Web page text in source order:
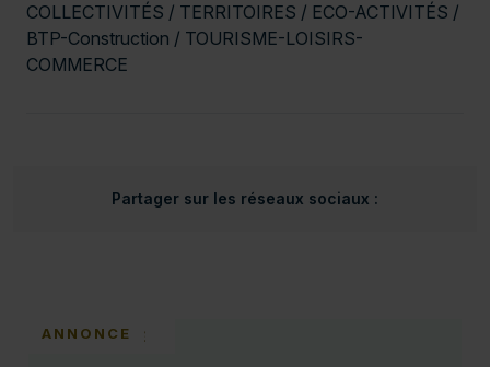
COLLECTIVITÉS / TERRITOIRES / ECO-ACTIVITÉS /
BTP-Construction / TOURISME-LOISIRS-
COMMERCE
Partager sur les réseaux sociaux :
ANNONCE